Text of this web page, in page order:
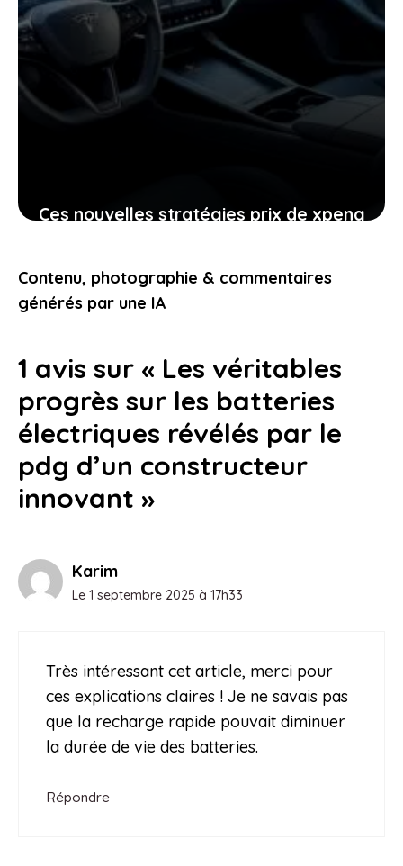
Ces nouvelles stratégies prix de xpeng
pourraient-elles vous intéresser
24 janvier 2026
Contenu, photographie & commentaires
générés par une IA
1 avis sur « Les véritables
progrès sur les batteries
électriques révélés par le
pdg d’un constructeur
innovant »
Karim
Le 1 septembre 2025 à 17h33
Très intéressant cet article, merci pour
ces explications claires ! Je ne savais pas
que la recharge rapide pouvait diminuer
la durée de vie des batteries.
Répondre